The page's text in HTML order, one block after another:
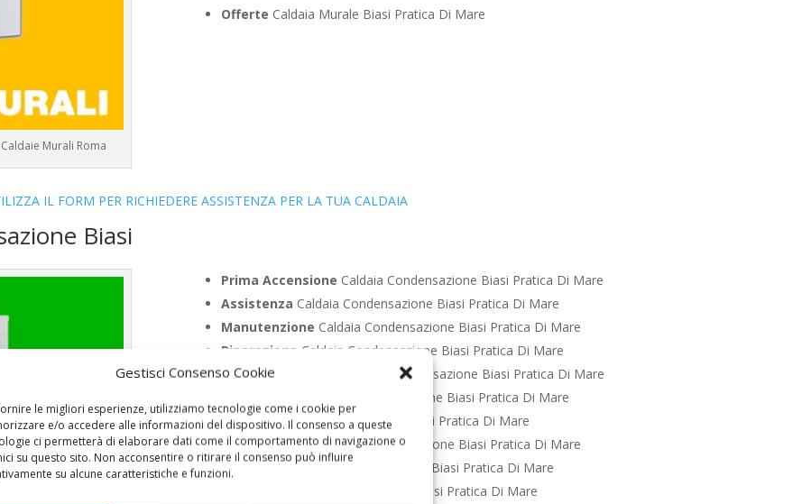
Gestisci Consenso Cookie
le migliori esperienze, utilizziamo tecnologie come i cookie per
e/o accedere alle informazioni del dispositivo. Il consenso a queste
ci permetterà di elaborare dati come il comportamento di navigazione o
su questo sito. Non acconsentire o ritirare il consenso può influire
su alcune caratteristiche e funzioni.
Murali Roma
Offerte Caldaia Murale Biasi Pratica Di Mare
IL FORM PER RICHIEDERE ASSISTENZA PER LA TUA CALDAIA
Biasi
Prima Accensione Caldaia Condensazione Biasi Pratica Di Mare
Assistenza Caldaia Condensazione Biasi Pratica Di Mare
Manutenzione Caldaia Condensazione Biasi Pratica Di Mare
Riparazione Caldaia Condensazione Biasi Pratica Di Mare
Pronto Intervento
Caldaia Condensazione Biasi Pratica Di Mare
Caldaia Condensazione Biasi Pratica Di Mare
PuliziaCaldaia Condensazione Biasi Pratica Di Mare
Controllo FumiCaldaia Condensazione Biasi Pratica Di Mare
Bollino BluCaldaia Condensazione Biasi Pratica Di Mare
Caldaia Condensazione Biasi Pratica Di Mare